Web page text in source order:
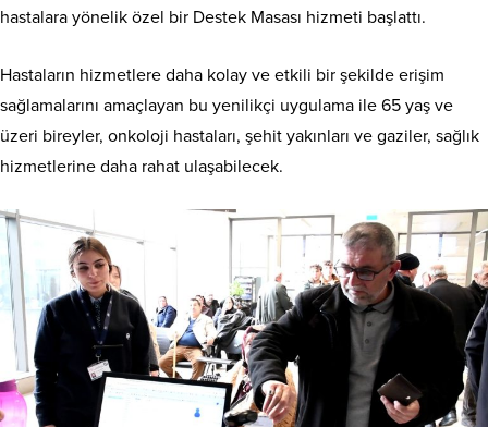
hastalara yönelik özel bir Destek Masası hizmeti başlattı.
Hastaların hizmetlere daha kolay ve etkili bir şekilde erişim
sağlamalarını amaçlayan bu yenilikçi uygulama ile 65 yaş ve
üzeri bireyler, onkoloji hastaları, şehit yakınları ve gaziler, sağlık
hizmetlerine daha rahat ulaşabilecek.